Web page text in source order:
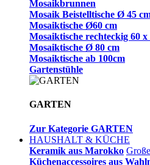
Mosaikbrunnen
Mosaik Beistelltische Ø 45
Mosaiktische Ø60 cm
Mosaiktische rechteckig 60 x
Mosaiktische Ø 80 cm
Mosaiktische ab 100cm
Gartenstühle
GARTEN
Zur Kategorie GARTEN
HAUSHALT & KÜCHE
Keramik aus Marokko
Küchenaccessoires aus